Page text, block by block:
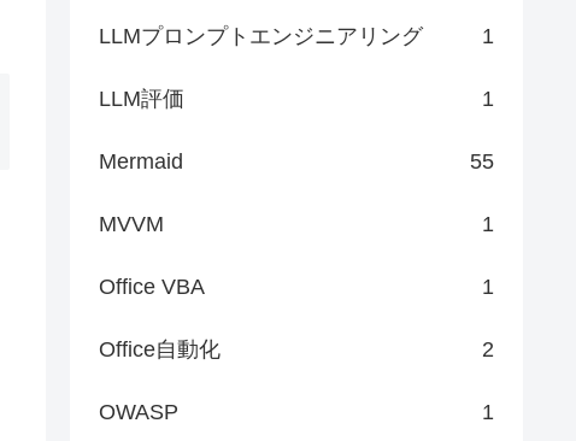
LLMプロンプトエンジニアリング 1
LLM評価 1
Mermaid 55
MVVM 1
Office VBA 1
Office自動化 2
OWASP 1